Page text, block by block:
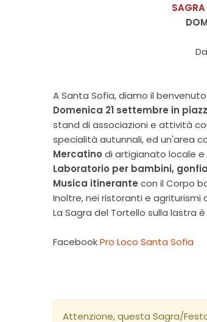
SAGRA
A Santa Sofia, diamo il benvenuto
Domenica 21 settembre in
stand di associazioni e attività
specialità autunnali, ed un'area
Mercatino di artigianato locale
Laboratorio per bambini,
Musica itinerante con il Corpo
Inoltre, nei ristoranti e agriturismi
La Sagra del Tortello sulla lastra è
FacebookPro Loco Santa Sofia
Attenzione, questa Sagra/